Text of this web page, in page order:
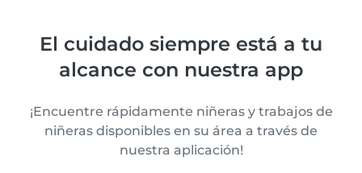
El cuidado siempre está a tu
alcance con nuestra app
¡Encuentre rápidamente niñeras y trabajos de
niñeras disponibles en su área a través de
nuestra aplicación!